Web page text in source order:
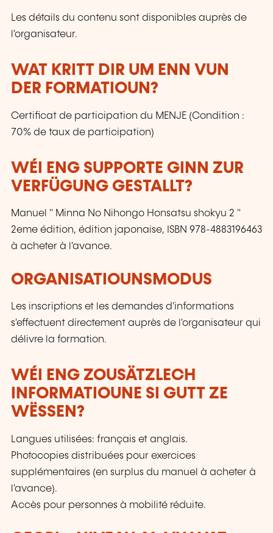
Les détails du contenu sont disponibles auprès de
l'organisateur.
WAT KRITT DIR UM ENN VUN
DER FORMATIOUN?
Certificat de participation du MENJE (Condition :
70% de taux de participation)
WÉI ENG SUPPORTE GINN ZUR
VERFÜGUNG GESTALLT?
Manuel " Minna No Nihongo Honsatsu shokyu 2 "
2eme édition, édition japonaise, ISBN 978-4883196463
à acheter à l'avance.
ORGANISATIOUNSMODUS
Les inscriptions et les demandes d'informations
s'effectuent directement auprès de l'organisateur qui
délivre la formation.
WÉI ENG ZOUSÄTZLECH
INFORMATIOUNE SI GUTT ZE
WËSSEN?
Langues utilisées: français et anglais.
Photocopies distribuées pour exercices
supplémentaires (en surplus du manuel à acheter à
l'avance).
Accès pour personnes à mobilité réduite.